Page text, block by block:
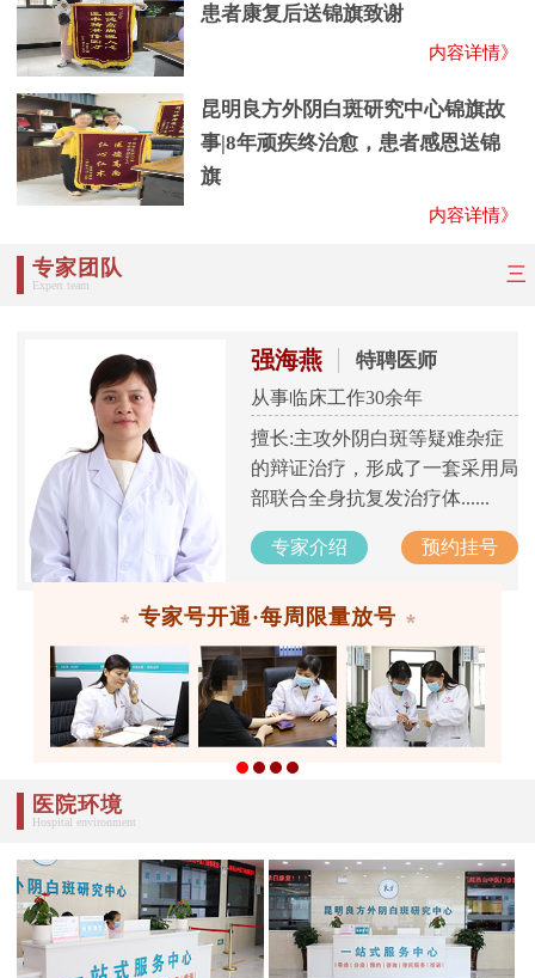
患者康复后送锦旗致谢
内容详情》
昆明良方外阴白斑研究中心锦旗故
事|8年顽疾终治愈，患者感恩送锦
旗
内容详情》
专家团队
Expert team
三
强海燕 特聘医师
从事临床工作30余年
擅长:主攻外阴白斑等疑难杂症
的辩证治疗，形成了一套采用局
部联合全身抗复发治疗体......
专家介绍 预约挂号
专家号开通·每周限量放号
医院环境
Hospital environment